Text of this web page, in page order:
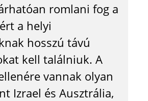
romlani fog a
a helyi
hosszú távú
kell találniuk. A
vannak olyan
Izrael és Ausztrália,